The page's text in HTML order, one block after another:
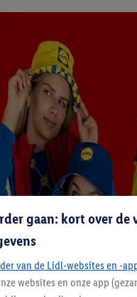
gaan: kort over de
van de Lidl-websites en -
websites en onze app